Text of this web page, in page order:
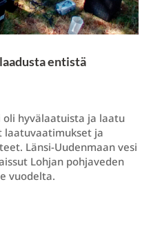
entistä
hyvälaatuista ja laatu
ja
Länsi-Uudenmaan vesi
Lohjan pohjaveden
vuodelta.